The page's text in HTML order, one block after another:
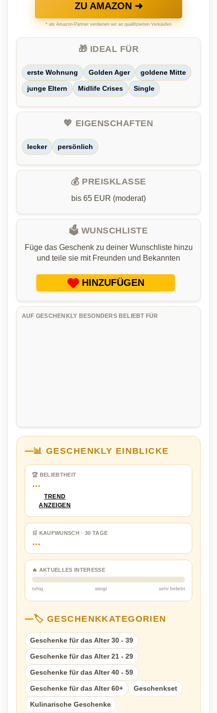
ZU AMAZON ➜
* als Amazon-Partner verdienen wir an qualifizierten Verkäufen
🎁 IDEAL FÜR
erste Wohnung Golden Ager goldene Mitte
junge Eltern Midlife Crises Single
💖 EIGENSCHAFTEN
lecker persönlich
💰 PREISKLASSE
bis 65 EUR (moderat)
🗳️ WUNSCHLISTE
Füge das Geschenk zu deiner Wunschliste hinzu
und teile sie mit Freunden und Bekannten
HINZUFÜGEN
AUF GESCHENKLY BESONDERS BELIEBT FÜR
📊 GESCHENKLY EINBLICKE
🏆 BELIEBTHEIT
…
TREND
ANZEIGEN
🛒 KAUFWUNSCH · 30 TAGE
…
🔥 AKTUELLES INTERESSE
ruhig steigt sehr beliebt
🏷️ GESCHENKKATEGORIEN
Geschenke für das Alter 30 - 39
Geschenke für das Alter 21 - 29
Geschenke für das Alter 40 - 59
Geschenke für das Alter 60+ Geschenkset
Kulinarische Geschenke